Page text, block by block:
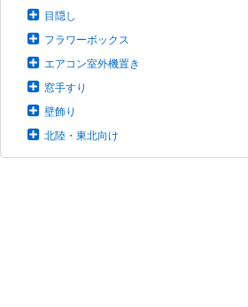
目隠し
フラワーボックス
エアコン室外機置き
窓手すり
壁飾り
北陸・東北向け